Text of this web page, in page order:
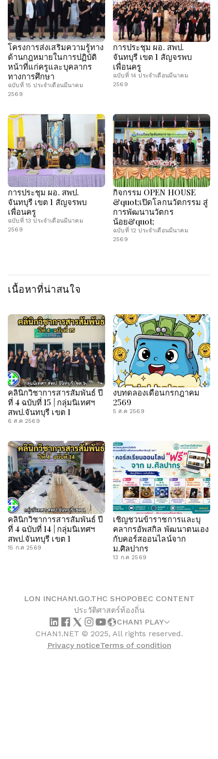
โครงการส่งเสริมความรู้ทาง
ด้านกฎหมายในการปฏิบัติ
หน้าที่แก่ครูและบุคลากร
ทางการศึกษา
ฉบับที่ 15 ประจำเดือนมีนาคม
2569
การประชุม ผอ. สพป.
จันทบุรี เขต 1 สัญจรพบ
เพื่อนครู
ฉบับที่ 14 ประจำเดือนมีนาคม
2569
การประชุม ผอ. สพป.
จันทบุรี เขต 1 สัญจรพบ
เพื่อนครู
ฉบับที่ 13 ประจำเดือนมีนาคม
2569
กิจกรรม OPEN HOUSE
&quot;เปิดโลกนวัตกรรม สู่
การพัฒนานวัตกร
น้อย&quot;
ฉบับที่ 12 ประจำเดือนมีนาคม
2569
เนื้อหาที่น่าสนใจ
คลินิกวิชาการสารสัมพันธ์ ปี
ที่ 4 ฉบับที่ 15 | กลุ่มนิเทศฯ
สพป.จันทบุรี เขต 1
6 ส.ค 2569
งบทดลองเดือนกรกฎาคม
2569
5 ส.ค 2569
คลินิกวิชาการสารสัมพันธ์ ปี
ที่ 4 ฉบับที่ 14 | กลุ่มนิเทศฯ
สพป.จันทบุรี เขต 1
15 ก.ค 2569
เชิญชวนข้าราชการและบุ
คลากรอัพสกิล พัฒนาตนเอง
กับคอร์สออนไลน์จาก
ม.ศิลปากร
13 ก.ค 2569
LON INCHAN1.GO.THC SHOPOBEC CONTENT
ประวัติศาสตร์ท้องถิ่น
CHAN1 PLAY
CHAN1.NET © 2025, All rights reserved.
Privacy noticeTerms of condition